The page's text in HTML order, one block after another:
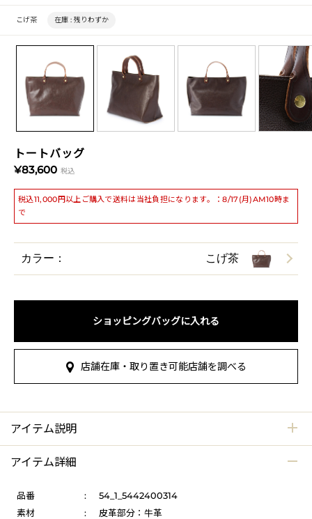
トートバッグ
¥83,600 税込
税込11,000円以上ご購入で送料は当社負担になります。：8/17(月)AM10時ま
で
こげ茶 在庫 : 残りわずか
カラー： こげ茶
ショッピングバッグに入れる
店舗在庫・取り置き可能店舗を調べる
アイテム説明
アイテム詳細
品番 :
54_1_5442400314
素材
:
皮革部分：牛革